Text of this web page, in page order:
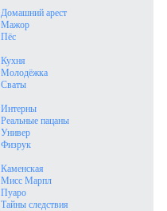
Домашний арест
Мажор
Пёс
Кухня
Молодёжка
Сваты
Интерны
Реальные пацаны
Универ
Физрук
Каменская
Мисс Марпл
Пуаро
Тайны следствия